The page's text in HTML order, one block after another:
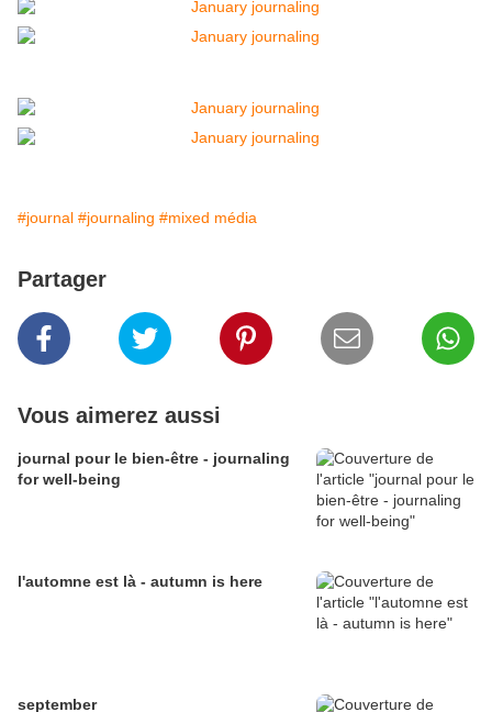
#journal #journaling #mixed média
Partager
Vous aimerez aussi
journal pour le bien-être - journaling
for well-being
l'automne est là - autumn is here
september